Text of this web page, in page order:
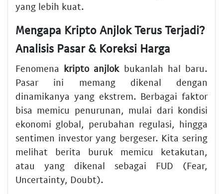
yang lebih kuat.
Mengapa Kripto Anjlok Terus Terjadi?
Analisis Pasar & Koreksi Harga
Fenomena kripto anjlokbukanlah hal baru.
Pasar ini memang dikenal dengan
dinamikanya yang ekstrem. Berbagai faktor
bisa memicu penurunan, mulai dari kondisi
ekonomi global, perubahan regulasi, hingga
sentimen investor yang bergeser. Kita sering
melihat berita buruk memicu ketakutan,
atau yang dikenal sebagai FUD (Fear,
Uncertainty, Doubt).